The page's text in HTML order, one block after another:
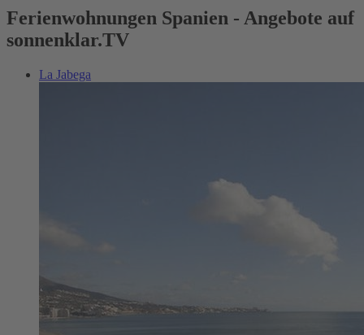
Ferienwohnungen Spanien - Angebote auf
sonnenklar.TV
La Jabega